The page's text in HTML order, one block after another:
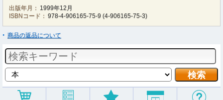
出版年月： 1999年12月
ISBNコード： 978-4-906165-75-9 (4-906165-75-3)
商品の返品について